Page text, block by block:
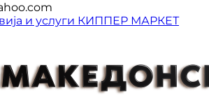
и услуги КИППЕР МАРКЕТ